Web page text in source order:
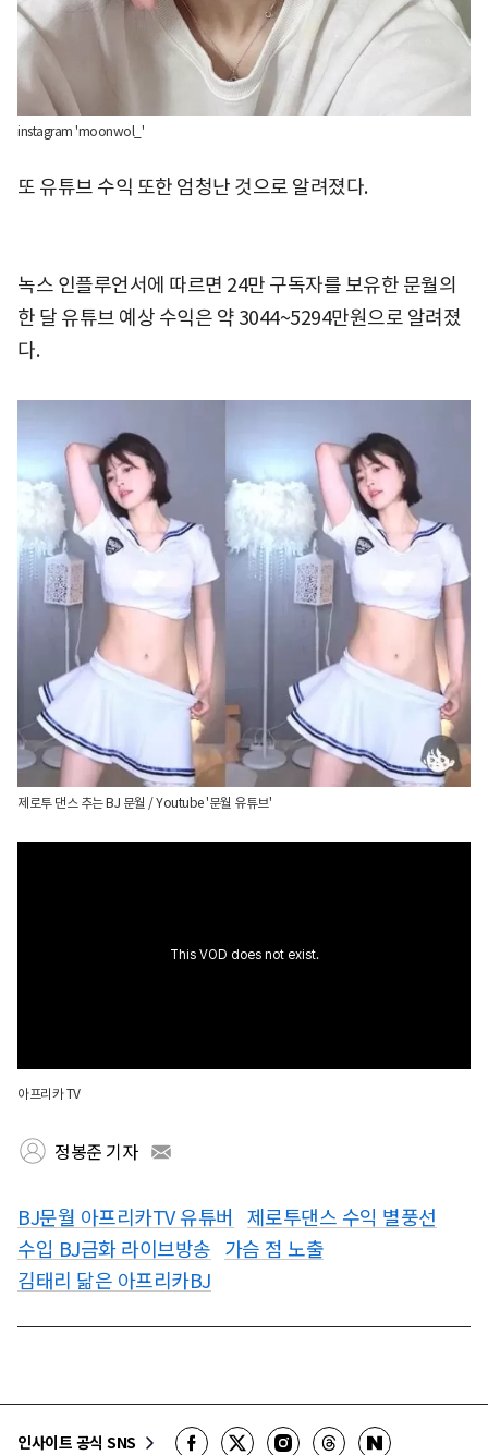
instagram 'moonwol_'
또 유튜브 수익 또한 엄청난 것으로 알려졌다.
녹스 인플루언서에 따르면 24만 구독자를 보유한 문월의
한 달 유튜브 예상 수익은 약 3044~5294만원으로 알려졌
다.
제로투 댄스 추는 BJ 문월 / Youtube '문월 유튜브'
아프리카 TV
정봉준 기자
BJ문월 아프리카TV 유튜버 제로투댄스 수익 별풍선
수입 BJ금화 라이브방송 가슴 점 노출
김태리 닮은 아프리카BJ
인사이트 공식 SNS